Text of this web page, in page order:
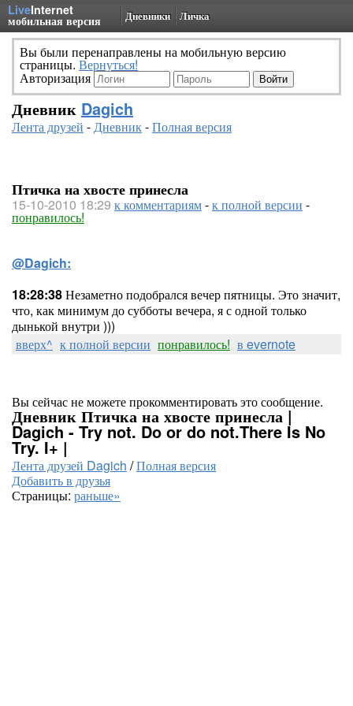
LiveInternet
мобильная версия Дневники Личка
Вы были перенаправлены на мобильную версию
страницы. Вернуться!
Авторизация
Дневник Dagich
Лента друзей -Дневник-Полная версия
Птичка на хвосте принесла
15-10-2010 18:29 к комментариям-к полной версии -
понравилось!
@Dagich:
18:28:38Незаметно подобрался вечер пятницы. Это значит,
что, как минимум до субботы вечера, я с одной только
дынькой внутри )))
вверх^ к полной версии понравилось! в evernote
Вы сейчас не можете прокомментировать это сообщение.
Дневник Птичка на хвосте принесла |
Dagich - Try not. Do or do not.There Is No
Try. I+ |
Лента друзей Dagich /Полная версия
Добавить в друзья
Страницы: раньше»